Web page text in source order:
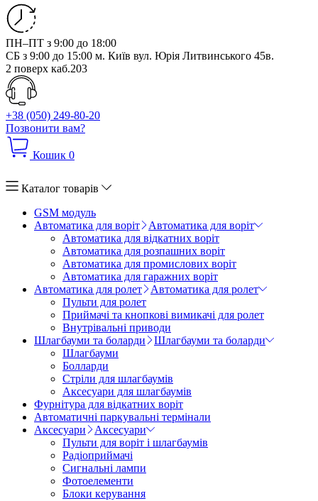
ПН–ПТ з 9:00 до 18:00
СБ з 9:00 до 15:00 м. Київ вул. Юрія Литвинського 45в.
2 поверх каб.203
+38 (050) 249-80-20
Позвонити вам?
Кошик 0
Каталог товарів
GSM модуль
Автоматика для воріт
Автоматика для воріт
Автоматика для відкатних воріт
Автоматика для розпашних воріт
Автоматика для промислових воріт
Автоматика для гаражних воріт
Автоматика для ролет
Автоматика для ролет
Пульти для ролет
Приймачі та кнопкові вимикачі для ролет
Внутрівальні приводи
Шлагбауми та боларди
Шлагбауми та боларди
Шлагбауми
Болларди
Стріли для шлагбаумів
Аксесуари для шлагбаумів
Фурнітура для відкатних воріт
Автоматичні паркувальні термінали
Аксесуари
Аксесуари
Пульти для воріт і шлагбаумів
Радіоприймачі
Сигнальні лампи
Фотоелементи
Блоки керування